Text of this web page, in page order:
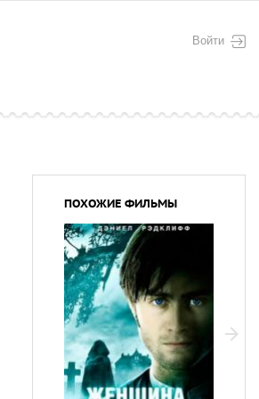
Войти
ПОХОЖИЕ ФИЛЬМЫ